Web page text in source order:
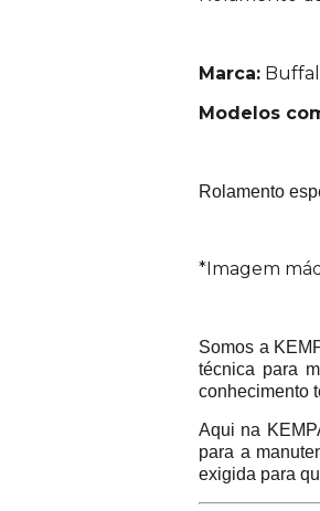
Marca:
Modelos
Rolamento
*Imagem
Somos a
técnica para
conhecimento
Aqui na
para a
exigida para